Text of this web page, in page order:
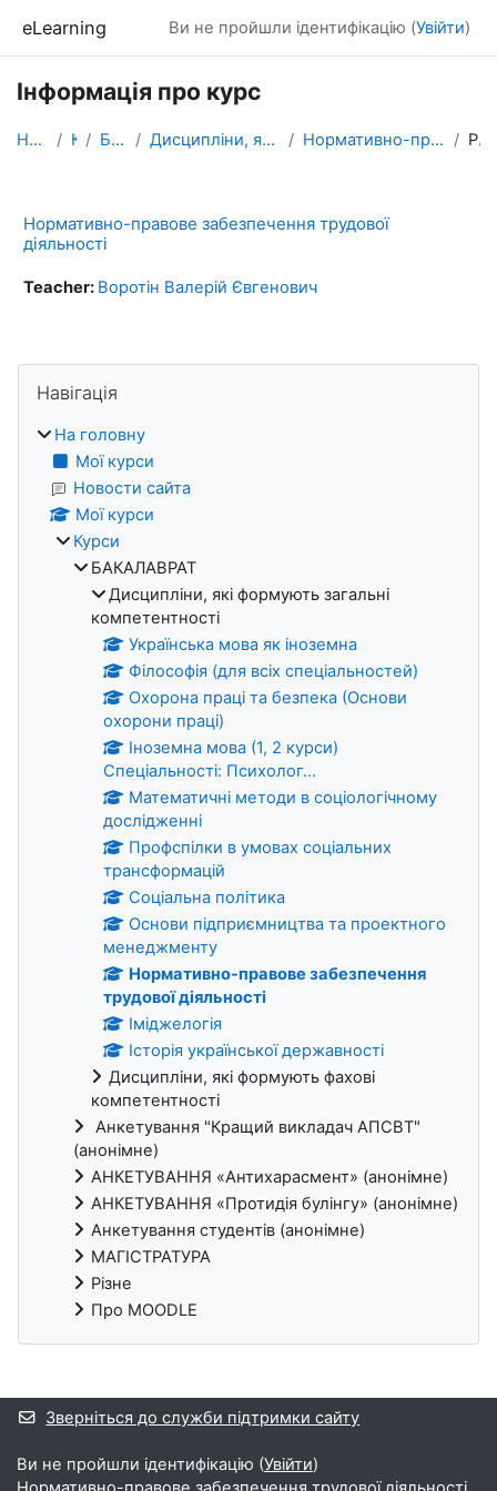
eLearning Ви не пройшли ідентифікацію (Увійти)
Інформація про курс
На головну Курси БАКАЛАВРАТ Дисципліни, які формують загальні компетентності Нормативно-правове забезпечення трудової діяльності Резюме
Нормативно-правове забезпечення трудової
діяльності
Teacher: Воротін Валерій Євгенович
Блоки
Навігація
На головну
Мої курси
Новости сайта
Мої курси
Курси
БАКАЛАВРАТ
Дисципліни, які формують загальні
компетентності
Українська мова як іноземна
Філософія (для всіх спеціальностей)
Охорона праці та безпека (Основи
охорони праці)
Іноземна мова (1, 2 курси)
Спеціальності: Психолог...
Математичні методи в соціологічному
дослідженні
Профспілки в умовах соціальних
трансформацій
Соціальна політика
Основи підприємництва та проектного
менеджменту
Нормативно-правове забезпечення
трудової діяльності
Іміджелогія
Історія української державності
Дисципліни, які формують фахові
компетентності
Анкетування "Кращий викладач АПСВТ"
(анонімне)
АНКЕТУВАННЯ «Антихарасмент» (анонімне)
АНКЕТУВАННЯ «Протидія булінгу» (анонімне)
Анкетування студентів (анонімне)
МАГІСТРАТУРА
Різне
Про MOODLE
Додаткові блоки
Зверніться до служби підтримки сайту
Ви не пройшли ідентифікацію (Увійти)